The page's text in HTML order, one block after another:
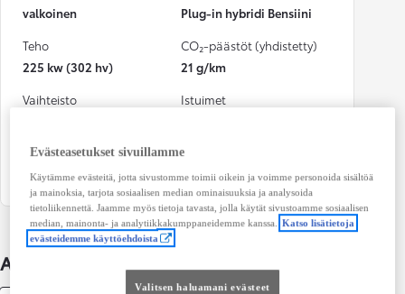
valkoinen
Plug-in hybridi Bensiini
Teho
225 kw (302 hv)
CO₂-päästöt (yhdistetty)
21 g/km
Vaihteisto
Istuimet
Ovet
Auton lisätiedot
Evästeasetukset sivuillamme
Käytämme evästeitä, jotta sivustomme toimii oikein ja voimme personoida sisältöä
ja mainoksia, tarjota sosiaalisen median ominaisuuksia ja analysoida
tietoliikennettä. Jaamme myös tietoja tavasta, jolla käytät sivustoamme sosiaalisen
median, mainonta- ja analytiikkakumppaneidemme kanssa.
Katso lisätietoja
evästeidemme käyttöehdoista
Valitsen haluamani evästeet